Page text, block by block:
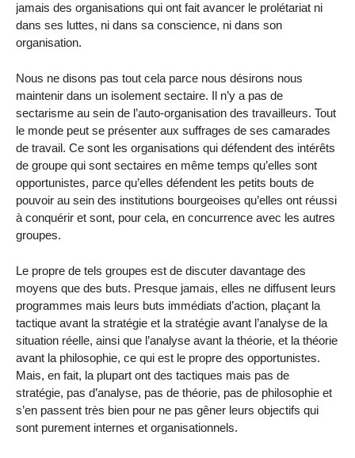
jamais des organisations qui ont fait avancer le prolétariat ni
dans ses luttes, ni dans sa conscience, ni dans son
organisation.
Nous ne disons pas tout cela parce nous désirons nous
maintenir dans un isolement sectaire. Il n’y a pas de
sectarisme au sein de l’auto-organisation des travailleurs. Tout
le monde peut se présenter aux suffrages de ses camarades
de travail. Ce sont les organisations qui défendent des intérêts
de groupe qui sont sectaires en même temps qu’elles sont
opportunistes, parce qu’elles défendent les petits bouts de
pouvoir au sein des institutions bourgeoises qu’elles ont réussi
à conquérir et sont, pour cela, en concurrence avec les autres
groupes.
Le propre de tels groupes est de discuter davantage des
moyens que des buts. Presque jamais, elles ne diffusent leurs
programmes mais leurs buts immédiats d’action, plaçant la
tactique avant la stratégie et la stratégie avant l’analyse de la
situation réelle, ainsi que l’analyse avant la théorie, et la théorie
avant la philosophie, ce qui est le propre des opportunistes.
Mais, en fait, la plupart ont des tactiques mais pas de
stratégie, pas d’analyse, pas de théorie, pas de philosophie et
s’en passent très bien pour ne pas gêner leurs objectifs qui
sont purement internes et organisationnels.